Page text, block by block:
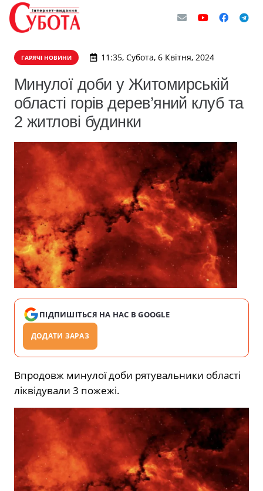
ГАРЯЧІ НОВИНИ 11:35, Субота, 6 Квітня, 2024
Минулої доби у Житомирській
області горів дерев’яний клуб та
2 житлові будинки
ПІДПИШІТЬСЯ НА НАС В GOOGLE
ДОДАТИ ЗАРАЗ
Впродовж минулої доби рятувальники області
ліквідували 3 пожежі.